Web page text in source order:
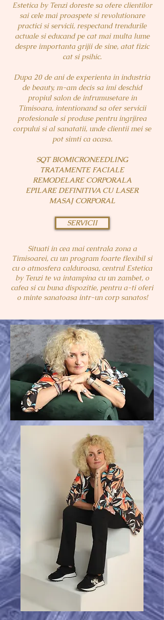
Estetica by Tenzi doreste sa ofere clientilor
sai cele mai proaspete si revolutionare
practici si servicii, respectand trendurile
actuale si educand pe cat mai multa lume
despre importanta grijii de sine, atat fizic
cat si psihic.
Dupa 20 de ani de experienta in industria
de beauty, m-am decis sa imi deschid
propiul salon de infrumusetare in
Timisoara, intentionand sa ofer servicii
profesionale si produse pentru ingrjirea
corpului si al sanatatii, unde clientii mei se
pot simti ca acasa.
SQT BIOMICRONEEDLING
TRATAMENTE FACIALE
REMODELARE CORPORALA
EPILARE DEFINITIVA CU LASER
MASAJ CORPORAL
SERVICII
Situati in cea mai centrala zona a
Timisoarei, cu un program foarte flexibil si
cu o atmosfera calduroasa, centrul Estetica
by Tenzi te va intampina cu un zambet, o
cafea si cu buna dispozitie, pentru a-ti oferi
o minte sanatoasa intr-un corp sanatos!